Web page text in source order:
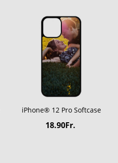
iPhone® 12 Pro Softcase
18.90Fr.